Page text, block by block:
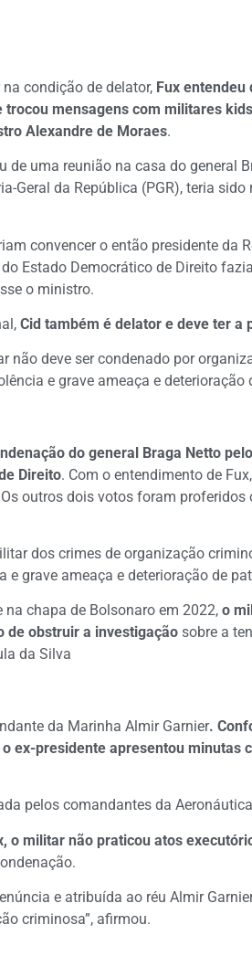
condição de delator, Fux entendeu
trocou mensagens com militares
Alexandre de Moraes.
de uma reunião na casa do general
Geral da República (PGR), teria
convencer o então presidente da
Estado Democrático de Direito
o ministro.
Cid também é delator e deve ter a
não deve ser condenado por
e grave ameaça e
do general Braga Netto
Direito. Com o entendimento de
outros dois votos foram
dos crimes de organização
e grave ameaça e deterioração de
na chapa de Bolsonaro em 2022, o
de obstruir a investigação sobre a
da Silva
da Marinha Almir Garnier.
ex-presidente apresentou minutas
pelos comandantes da
o militar não praticou atos
e atribuída ao réu Almir
criminosa”, afirmou.